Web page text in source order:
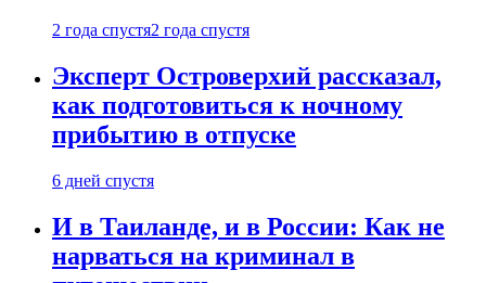
2 года спустя2 года спустя
Эксперт Островерхий рассказал,
как подготовиться к ночному
прибытию в отпуске
6 дней спустя
И в Таиланде, и в России: Как не
нарваться на криминал в